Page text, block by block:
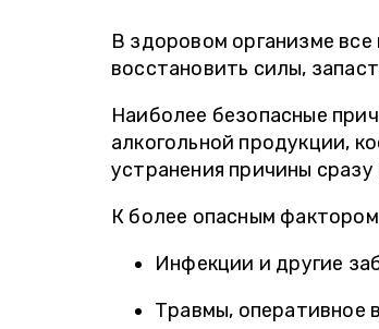
В здоровом организме
восстановить силы,
Наиболее безопасные
алкогольной продукции,
устранения причины
К более опасным
Инфекции и другие
Травмы, оперативное